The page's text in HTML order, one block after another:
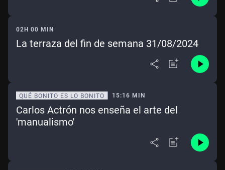
02H 00 MIN
La terraza del fin de semana 31/08/2024
QUÉ BONITO ES LO BONITO 15:16 MIN
Carlos Actrón nos enseña el arte del
'manualismo'